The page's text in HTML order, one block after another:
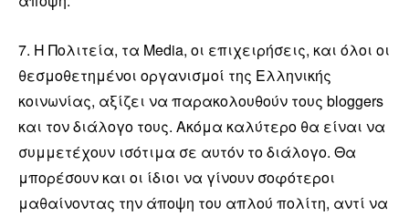
7. Η Πολιτεία, τα Media, οι επιχειρήσεις, και όλοι οι
θεσμοθετημένοι οργανισμοί της Ελληνικής
κοινωνίας, αξίζει να παρακολουθούν τους bloggers
και τον διάλογο τους. Ακόμα καλύτερο θα είναι να
συμμετέχουν ισότιμα σε αυτόν το διάλογο. Θα
μπορέσουν και οι ίδιοι να γίνουν σοφότεροι
μαθαίνοντας την άποψη του απλού πολίτη, αντί να